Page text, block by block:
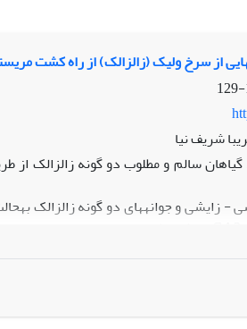
از سرخ ولیک (زالزالک) از راه کشت
شریف نیا
سالم و مطلوب دو گونه زالزالک‏ از